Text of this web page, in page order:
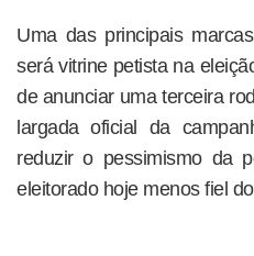
Uma das principais
será vitrine petista na
de anunciar uma terceira
largada oficial da
reduzir o pessimismo da
eleitorado hoje menos fiel